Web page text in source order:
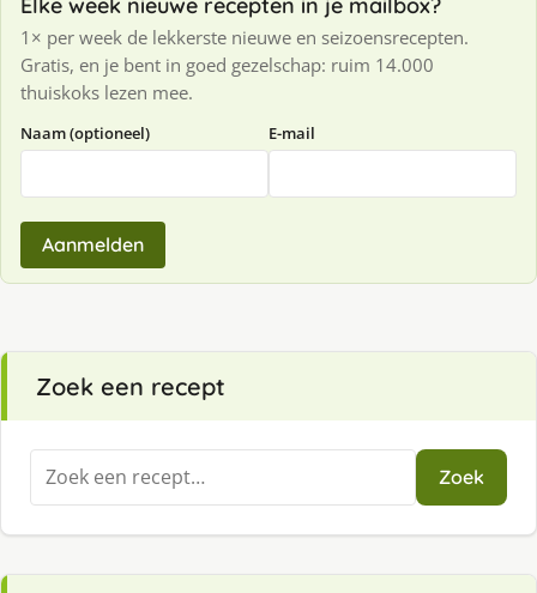
1× per week de lekkerste nieuwe en seizoensrecepten.
Gratis, en je bent in goed gezelschap: ruim 14.000
thuiskoks lezen mee.
Naam (optioneel) E-mail
Aanmelden
Zoek een recept
Zoeken
naar:
Zoek